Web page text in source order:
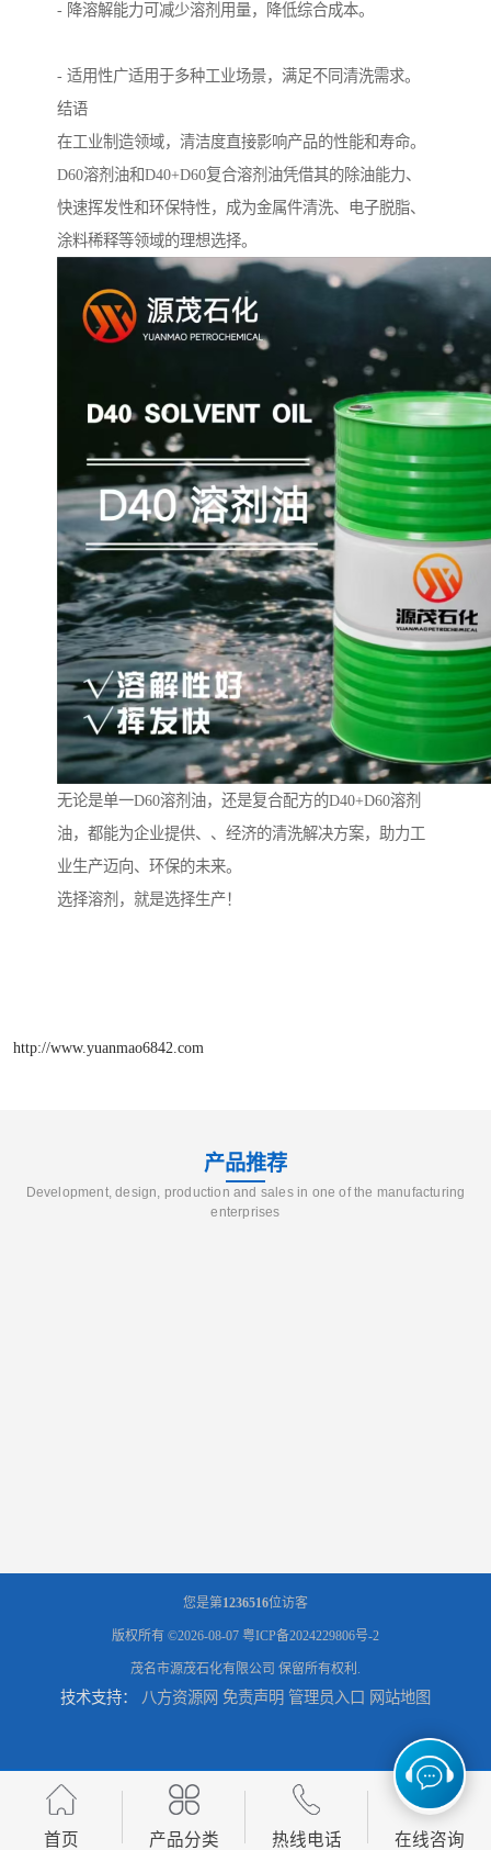
- 降溶解能力可减少溶剂用量，降低综合成本。
- 适用性广适用于多种工业场景，满足不同清洗需求。
结语
在工业制造领域，清洁度直接影响产品的性能和寿命。
D60溶剂油和D40+D60复合溶剂油凭借其的除油能力、
快速挥发性和环保特性，成为金属件清洗、电子脱脂、
涂料稀释等领域的理想选择。
无论是单一D60溶剂油，还是复合配方的D40+D60溶剂
油，都能为企业提供、、经济的清洗解决方案，助力工
业生产迈向、环保的未来。
选择溶剂，就是选择生产！
http://www.yuanmao6842.com
产品推荐
Development, design, production and sales in one of the manufacturing
enterprises
您是第1236516位访客
版权所有 ©2026-08-07 粤ICP备2024229806号-2
茂名市源茂石化有限公司 保留所有权利.
技术支持： 八方资源网 免责声明 管理员入口 网站地图
首页 产品分类 热线电话 在线咨询